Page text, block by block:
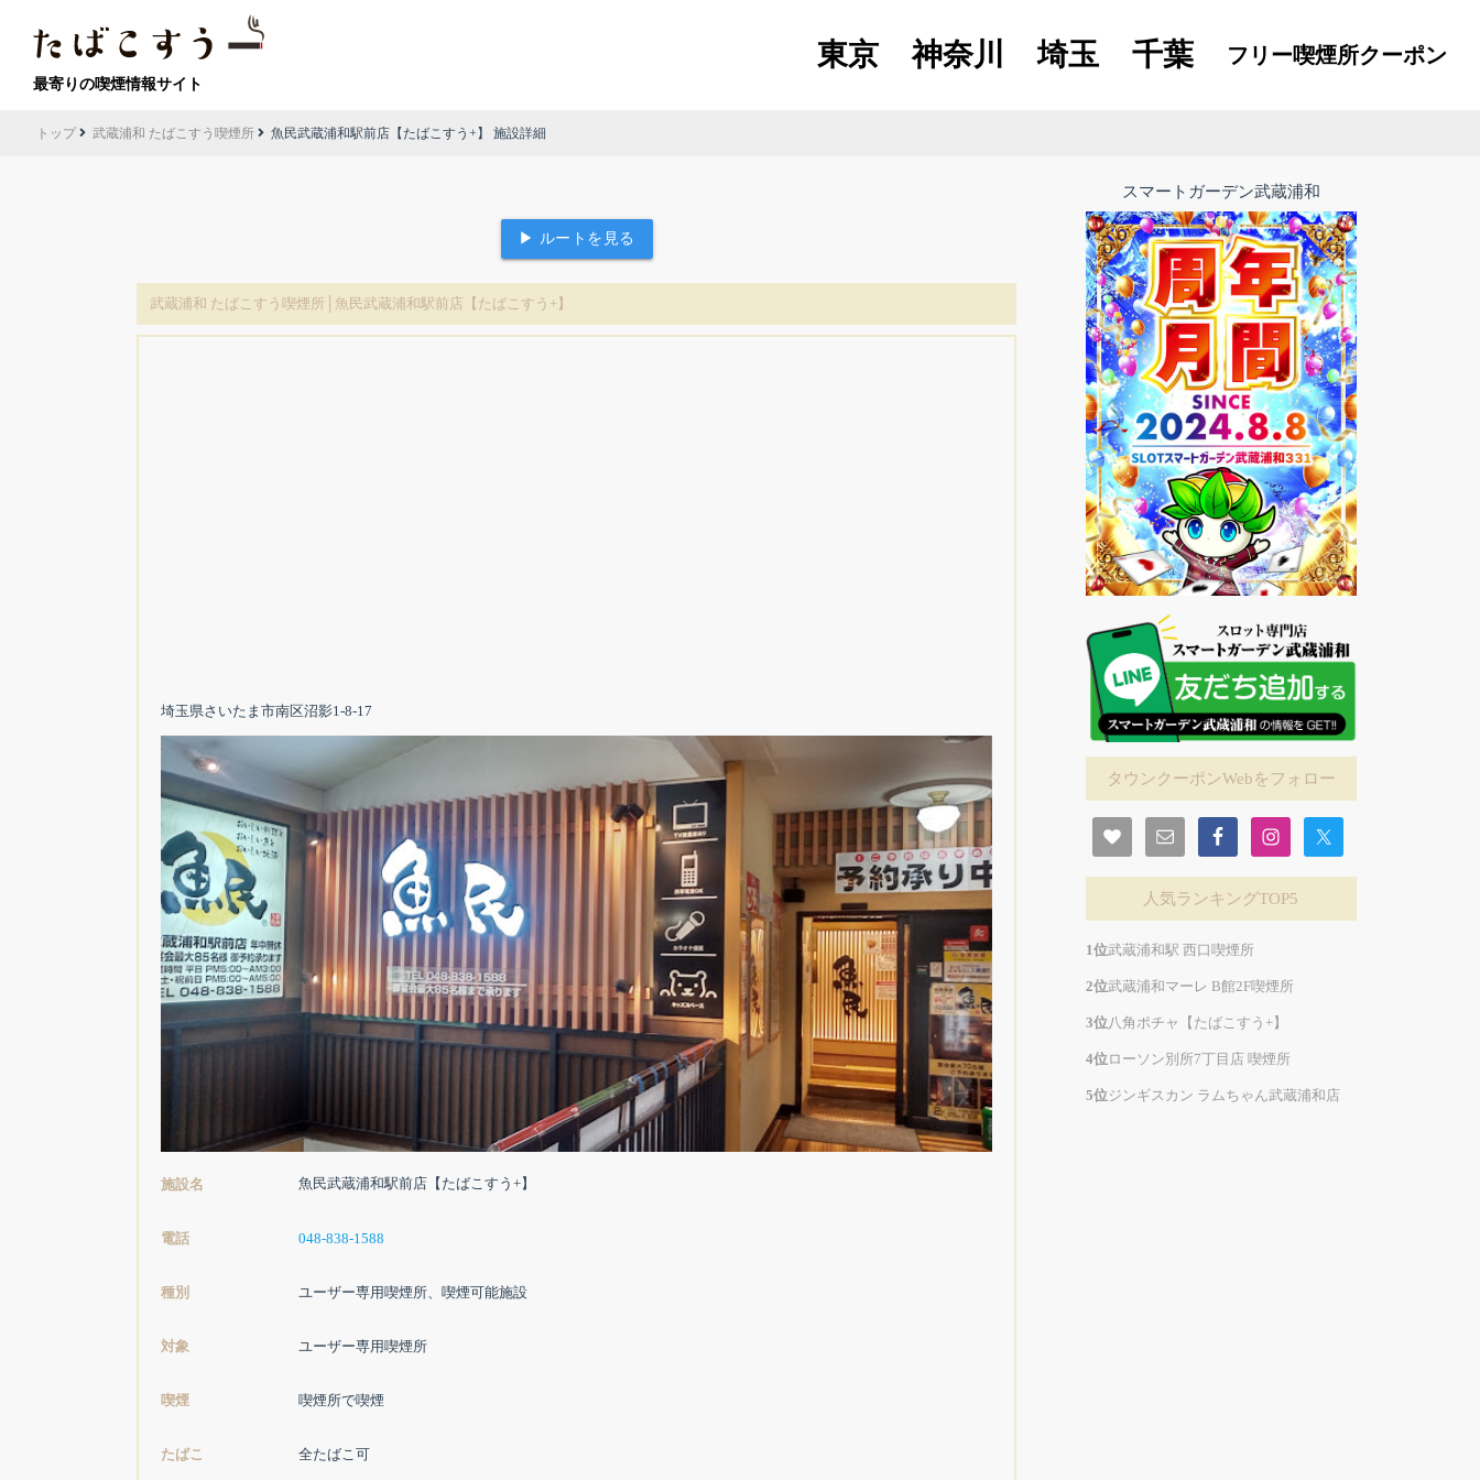
最寄りの喫煙情報サイト
東京 神奈川 埼玉 千葉 フリー喫煙所クーポン
トップ 武蔵浦和 たばこすう喫煙所 魚民武蔵浦和駅前店【たばこすう+】 施設詳細
▶ ルートを見る
武蔵浦和 たばこすう喫煙所│魚民武蔵浦和駅前店【たばこすう+】
埼玉県さいたま市南区沼影1-8-17
施設名 魚民武蔵浦和駅前店【たばこすう+】
電話 048-838-1588
種別 ユーザー専用喫煙所、喫煙可能施設
対象 ユーザー専用喫煙所
喫煙 喫煙所で喫煙
たばこ 全たばこ可
スマートガーデン武蔵浦和
タウンクーポンWebをフォロー
人気ランキングTOP5
武蔵浦和駅 西口喫煙所
武蔵浦和マーレ B館2F喫煙所
八角ポチャ【たばこすう+】
ローソン別所7丁目店 喫煙所
ジンギスカン ラムちゃん武蔵浦和店